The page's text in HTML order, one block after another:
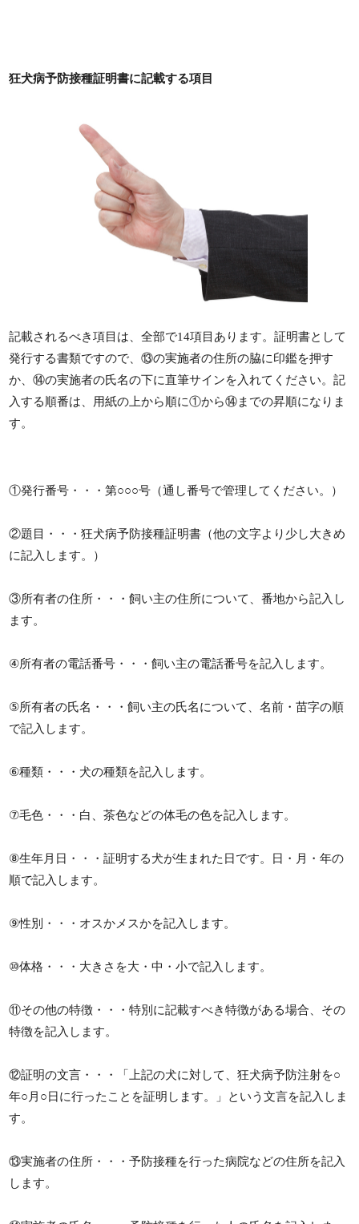
狂犬病予防接種証明書に記載する項目
記載されるべき項目は、全部で14項目あります。証明書として
発行する書類ですので、⑬の実施者の住所の脇に印鑑を押す
か、⑭の実施者の氏名の下に直筆サインを入れてください。記
入する順番は、用紙の上から順に①から⑭までの昇順になりま
す。
①発行番号・・・第○○○号（通し番号で管理してください。）
②題目・・・狂犬病予防接種証明書（他の文字より少し大きめ
に記入します。）
③所有者の住所・・・飼い主の住所について、番地から記入し
ます。
④所有者の電話番号・・・飼い主の電話番号を記入します。
⑤所有者の氏名・・・飼い主の氏名について、名前・苗字の順
で記入します。
⑥種類・・・犬の種類を記入します。
⑦毛色・・・白、茶色などの体毛の色を記入します。
⑧生年月日・・・証明する犬が生まれた日です。日・月・年の
順で記入します。
⑨性別・・・オスかメスかを記入します。
⑩体格・・・大きさを大・中・小で記入します。
⑪その他の特徴・・・特別に記載すべき特徴がある場合、その
特徴を記入します。
⑫証明の文言・・・「上記の犬に対して、狂犬病予防注射を○
年○月○日に行ったことを証明します。」という文言を記入しま
す。
⑬実施者の住所・・・予防接種を行った病院などの住所を記入
します。